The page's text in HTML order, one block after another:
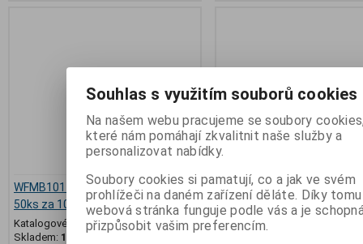
WFMB101 optočlen DDR .. balení
50ks za 100Kč
Katalogové číslo:PNWFMB101
Skladem: 16 balení
PC725V optočlen
Výrobce: SHARP
Katalogové číslo:
Skladem:
Souhlas s využitím souborů cookies
Na našem webu pracujeme se soubory
které nám pomáhají zkvalitnit naše služby a
personalizovat nabídky.
Soubory cookies si pamatují, co a jak ve svém
prohlížeči na daném zařízení děláte. Díky tomu
webová stránka funguje podle vás a je
přizpůsobit vašim preferencím.